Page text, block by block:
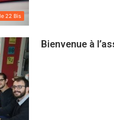
22 Bis
Bienvenue à